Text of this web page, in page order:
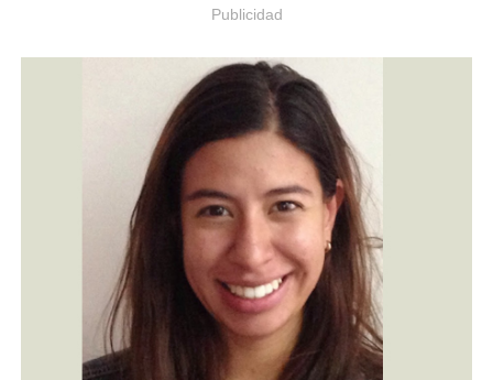
Publicidad
Licenciatura en Educación Básica - Humanidades